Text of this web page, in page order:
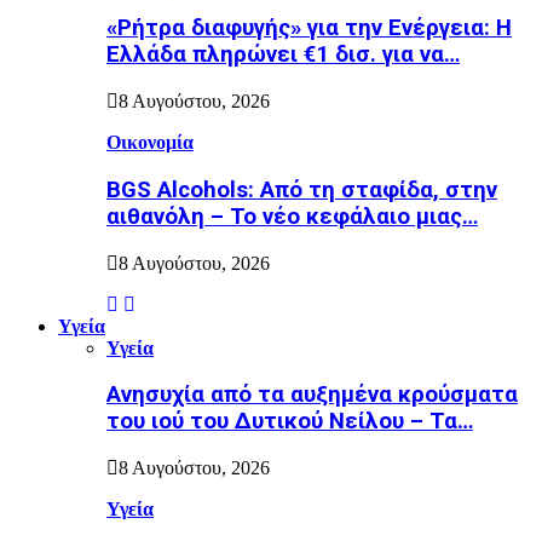
«Ρήτρα διαφυγής» για την Ενέργεια: Η
Ελλάδα πληρώνει €1 δισ. για να…
8 Αυγούστου, 2026
Οικονομία
BGS Alcohols: Από τη σταφίδα, στην
αιθανόλη – Το νέο κεφάλαιο μιας…
8 Αυγούστου, 2026
Υγεία
Υγεία
Ανησυχία από τα αυξημένα κρούσματα
του ιού του Δυτικού Νείλου – Τα…
8 Αυγούστου, 2026
Υγεία